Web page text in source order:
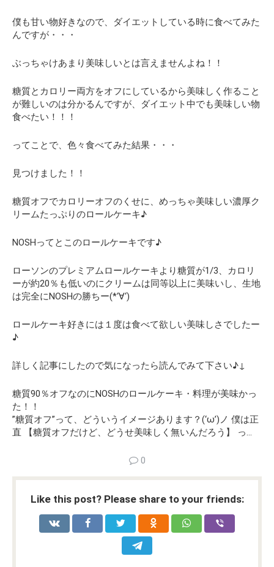
僕も甘い物好きなので、ダイエットしている時に食べてみた
んですが・・・
ぶっちゃけあまり美味しいとは言えませんよね！！
糖質とカロリー両方をオフにしているから美味しく作ること
が難しいのは分かるんですが、
ダイエット中でも美味しい物
食べたい！！！
ってことで、色々食べてみた結果・・・
見つけました！！
糖質オフでカロリーオフのくせに、めっちゃ美味しい濃厚ク
リームたっぷりのロールケーキ♪
NOSHってとこのロールケーキです♪
ローソンのプレミアムロールケーキより糖質が1/3、カロリ
ーが約20％も低いのにクリームは同等以上に美味いし、生地
は完全にNOSHの勝ちー(*‘∀‘)
ロールケーキ好きには１度は食べて欲しい美味しさでしたー
♪
詳しく記事にしたので気になったら読んでみて下さい♪↓
糖質90％オフなのにNOSHのロールケーキ・料理が美味かっ
た！！
”糖質オフ”って、どういうイメージあります？(‘ω’)ノ 僕は正
直 【糖質オフだけど、どうせ美味しく無いんだろう】 っ…
0
Like this post? Please share to your friends: